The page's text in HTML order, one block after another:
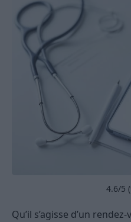
4.6/5 (
Qu’il s’agisse d’un